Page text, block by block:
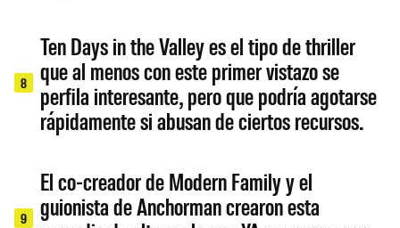
8
Ten Days in the Valley es el tipo de thriller
que al menos con este primer vistazo se
perfila interesante, pero que podría agotarse
rápidamente si abusan de ciertos recursos.
9
El co-creador de Modern Family y el
guionista de Anchorman crearon esta